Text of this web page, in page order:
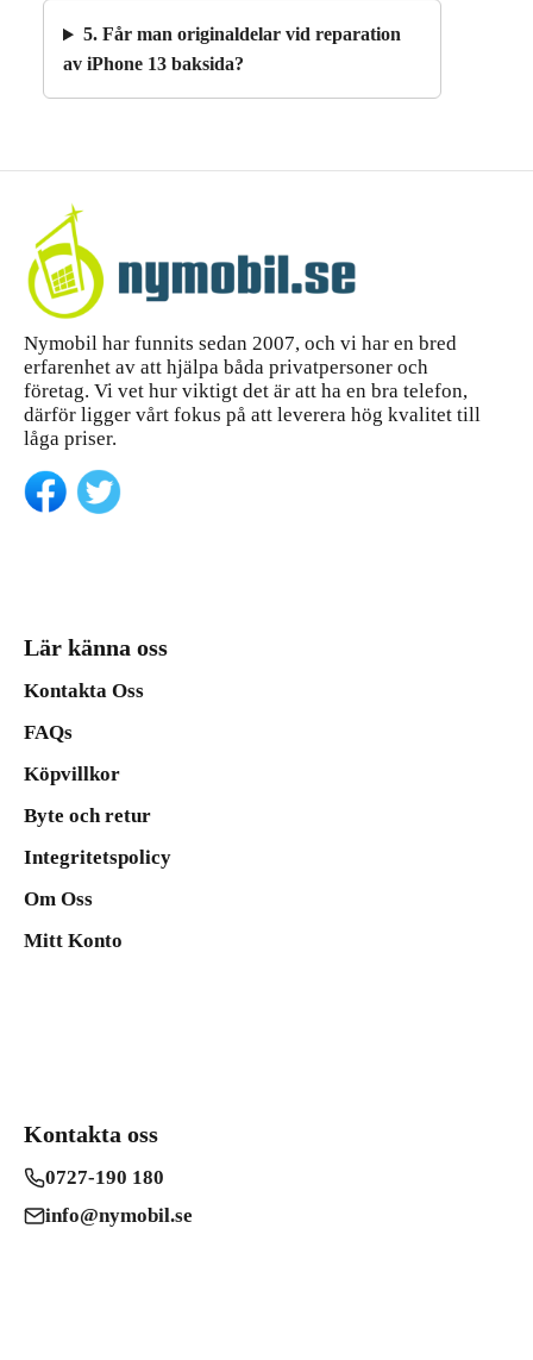
5. Får man originaldelar vid reparation
av iPhone 13 baksida?
Nymobil har funnits sedan 2007, och vi har en bred
erfarenhet av att hjälpa båda privatpersoner och
företag. Vi vet hur viktigt det är att ha en bra telefon,
därför ligger vårt fokus på att leverera hög kvalitet till
låga priser.
Lär känna oss
Kontakta Oss
FAQs
Köpvillkor
Byte och retur
Integritetspolicy
Om Oss
Mitt Konto
Kontakta oss
0727-190 180
info@nymobil.se